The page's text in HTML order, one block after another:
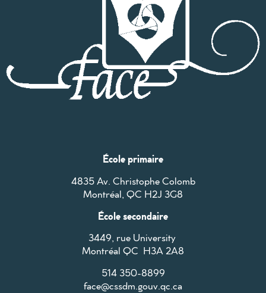
École primaire
4835 Av. Christophe Colomb
Montréal, QC H2J 3G8
École secondaire
3449, rue University
Montréal QC H3A 2A8
514 350-8899
face@cssdm.gouv.qc.ca